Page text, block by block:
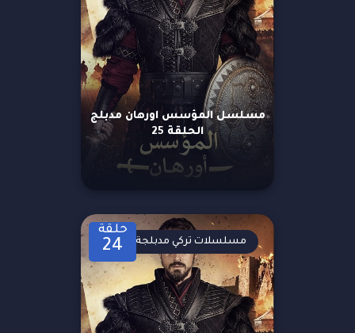
مسلسل المؤسس اورهان مدبلج
الحلقة 25
حلقة
24 مسلسلات تركي مدبلجة